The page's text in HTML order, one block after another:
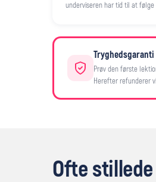
underviseren har tid til at
Tryghedsgaranti
Prøv den første
Herefter refunderer
Ofte